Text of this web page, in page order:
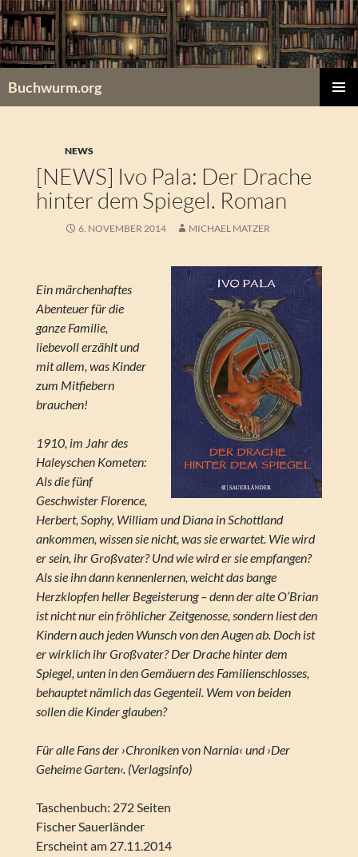
Zum
Inhalt
springen
Buchwurm.org
NEWS
[NEWS] Ivo Pala: Der Drache
hinter dem Spiegel. Roman
6. NOVEMBER 2014 MICHAEL MATZER
Ein märchenhaftes
Abenteuer für die
ganze Familie,
liebevoll erzählt und
mit allem, was Kinder
zum Mitfiebern
brauchen!
1910, im Jahr des
Haleyschen Kometen:
Als die fünf
Geschwister Florence,
Herbert, Sophy, William und Diana in Schottland
ankommen, wissen sie nicht, was sie erwartet. Wie wird
er sein, ihr Großvater? Und wie wird er sie empfangen?
Als sie ihn dann kennenlernen, weicht das bange
Herzklopfen heller Begeisterung – denn der alte O’Brian
ist nicht nur ein fröhlicher Zeitgenosse, sondern liest den
Kindern auch jeden Wunsch von den Augen ab. Doch ist
er wirklich ihr Großvater? Der Drache hinter dem
Spiegel, unten in den Gemäuern des Familienschlosses,
behauptet nämlich das Gegenteil. Wem von beiden
sollen die Kinder glauben?
Für alle Fans der ›Chroniken von Narnia‹ und ›Der
Geheime Garten‹. (Verlagsinfo)
Taschenbuch: 272 Seiten
Fischer Sauerländer
Erscheint am 27.11.2014